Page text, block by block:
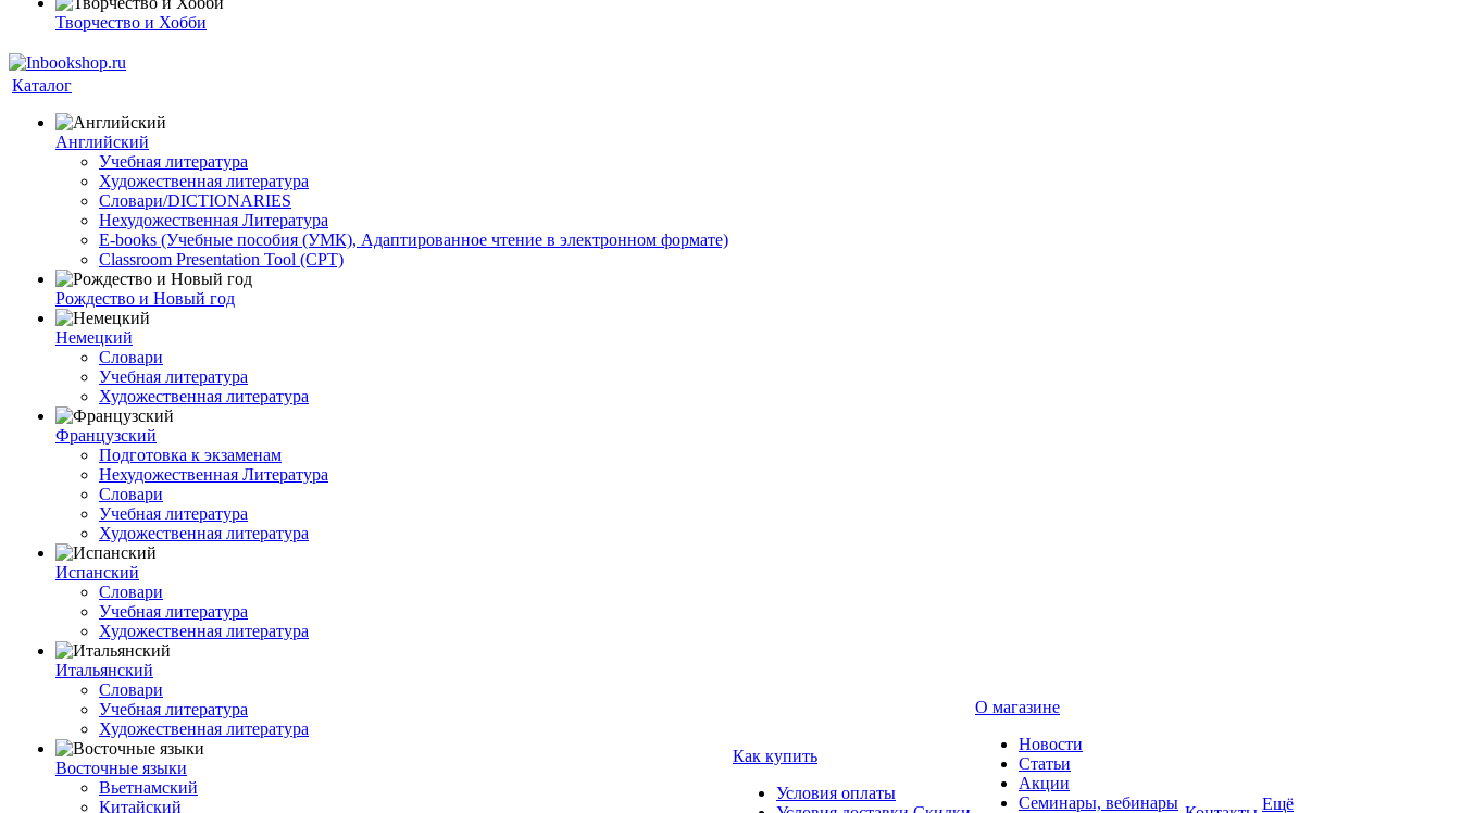
Творчество и Хобби
Каталог
Английский
Учебная литература
Художественная литература
Словари/DICTIONARIES
Нехудожественная Литература
E-books (Учебные пособия (УМК), Адаптированное чтение в электронном формате)
Classroom Presentation Tool (CPT)
Рождество и Новый год
Немецкий
Словари
Учебная литература
Художественная литература
Французский
Подготовка к экзаменам
Нехудожественная Литература
Словари
Учебная литература
Художественная литература
Испанский
Словари
Учебная литература
Художественная литература
Итальянский
Словари
Учебная литература
Художественная литература
Восточные языки
Вьетнамский
Китайский
Как купить
Условия оплаты
О магазине
Новости
Статьи
Акции
Семинары, вебинары
Ещё